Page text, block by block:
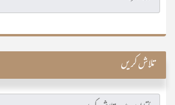
تلاش کریں